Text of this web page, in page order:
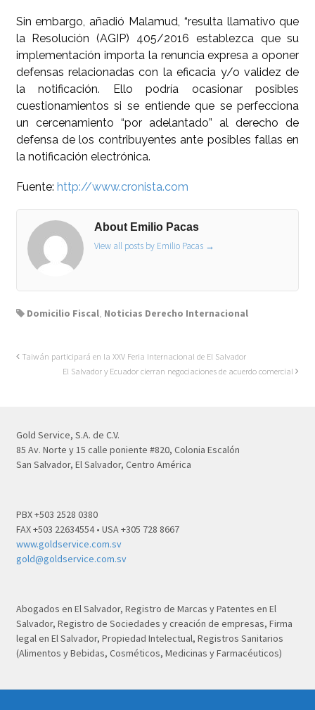
Sin embargo, añadió Malamud, “resulta llamativo que
la Resolución (AGIP) 405/2016 establezca que su
implementación importa la renuncia expresa a oponer
defensas relacionadas con la eficacia y/o validez de
la notificación. Ello podría ocasionar posibles
cuestionamientos si se entiende que se perfecciona
un cercenamiento “por adelantado” al derecho de
defensa de los contribuyentes ante posibles fallas en
la notificación electrónica.
Fuente: http://www.cronista.com
About Emilio Pacas
View all posts by Emilio Pacas →
Domicilio Fiscal, Noticias Derecho Internacional
Taiwán participará en la XXV Feria Internacional de El Salvador
El Salvador y Ecuador cierran negociaciones de acuerdo comercial
Gold Service, S.A. de C.V.
85 Av. Norte y 15 calle poniente #820, Colonia Escalón
San Salvador, El Salvador, Centro América
PBX +503 2528 0380
FAX +503 22634554 • USA +305 728 8667
www.goldservice.com.sv
gold@goldservice.com.sv
Abogados en El Salvador, Registro de Marcas y Patentes en El
Salvador, Registro de Sociedades y creación de empresas, Firma
legal en El Salvador, Propiedad Intelectual, Registros Sanitarios
(Alimentos y Bebidas, Cosméticos, Medicinas y Farmacéuticos)